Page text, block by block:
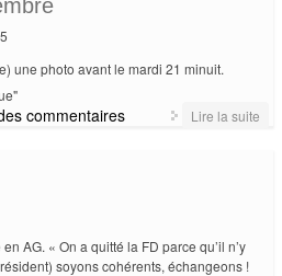
une photo avant le mardi 21 minuit.
Lire la suite
commentaires
AG. « On a quitté la FD parce qu’il n’y
soyons cohérents, échangeons !